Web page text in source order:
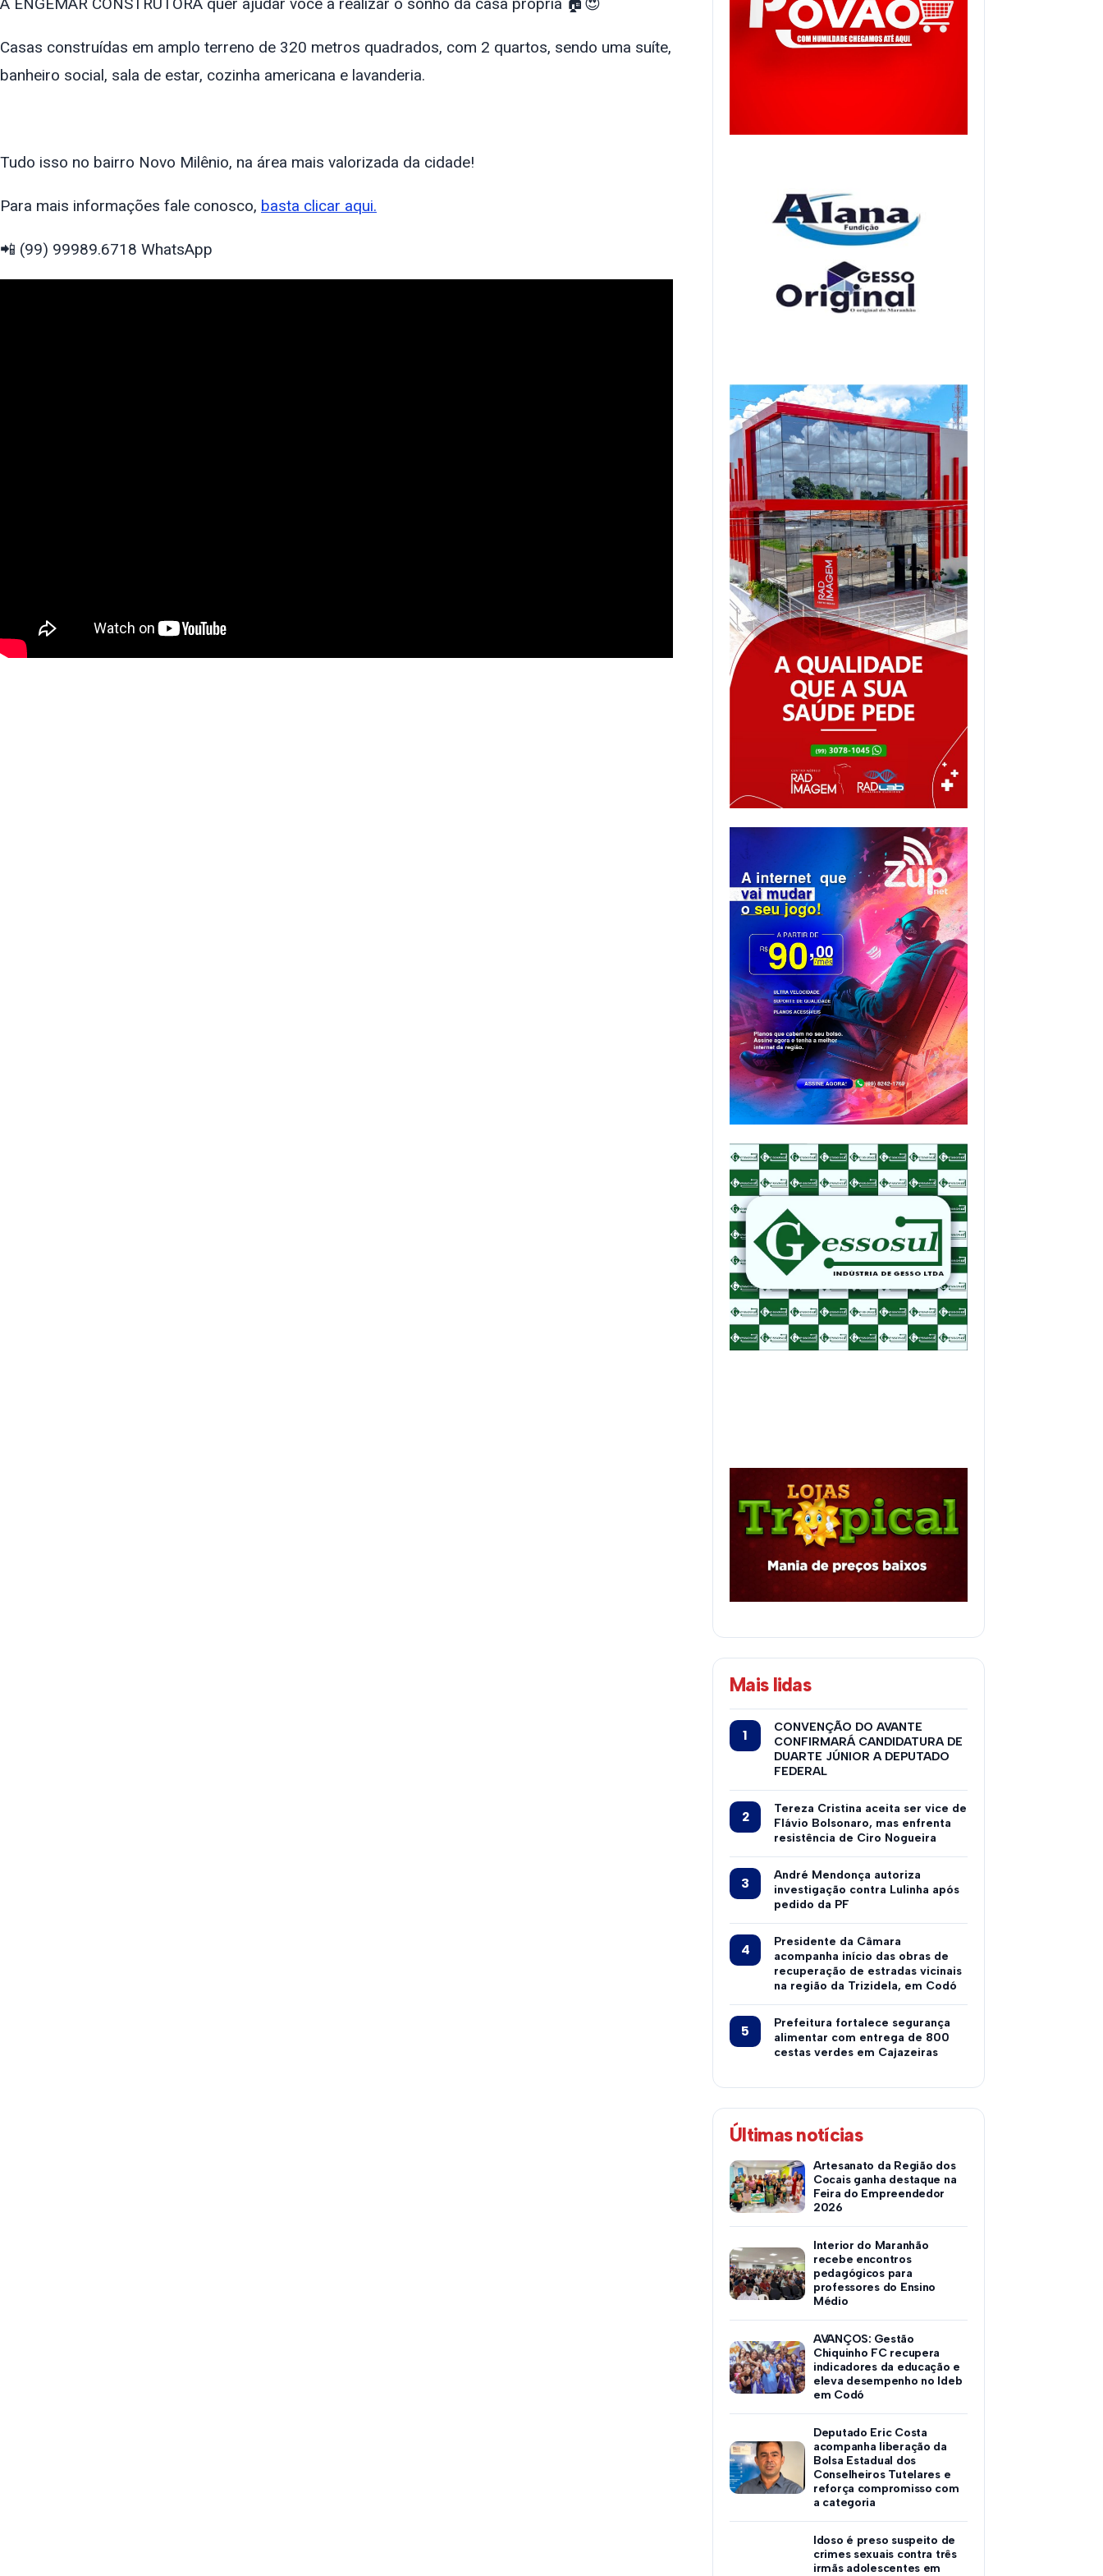
Casas construídas em amplo terreno de 320 metros quadrados, com 2 quartos, sendo uma suíte,
banheiro social, sala de estar, cozinha americana e lavanderia.
Tudo isso no bairro Novo Milênio, na área mais valorizada da cidade!
Para mais informações fale conosco, basta clicar aqui.
📲 (99) 99989.6718 WhatsApp
Mais lidas
CONVENÇÃO DO AVANTE
CONFIRMARÁ CANDIDATURA DE
DUARTE JÚNIOR A DEPUTADO
FEDERAL
Tereza Cristina aceita ser vice de
Flávio Bolsonaro, mas enfrenta
resistência de Ciro Nogueira
André Mendonça autoriza
investigação contra Lulinha após
pedido da PF
Presidente da Câmara
acompanha início das obras de
recuperação de estradas vicinais
na região da Trizidela, em Codó
Prefeitura fortalece segurança
alimentar com entrega de 800
cestas verdes em Cajazeiras
Últimas notícias
Artesanato da Região dos
Cocais ganha destaque na
Feira do Empreendedor
2026
Interior do Maranhão
recebe encontros
pedagógicos para
professores do Ensino
Médio
AVANÇOS: Gestão
Chiquinho FC recupera
indicadores da educação e
eleva desempenho no Ideb
em Codó
Deputado Eric Costa
acompanha liberação da
Bolsa Estadual dos
Conselheiros Tutelares e
reforça compromisso com
a categoria
Idoso é preso suspeito de
crimes sexuais contra três
irmãs adolescentes em